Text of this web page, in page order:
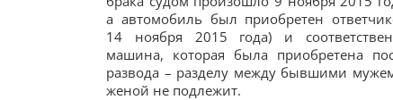
а автомобиль был приобретен
14 ноября 2015 года) и
машина, которая была приобретена
развода – разделу между бывшими
женой не подлежит.